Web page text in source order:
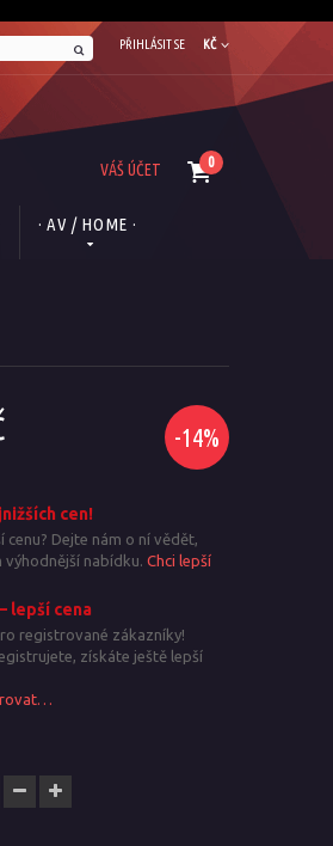
KČ
PŘIHLÁSIT SE
0
VÁŠ ÚČET
· AV / HOME ·
-14%
cen!
cenu? Dejte nám o ní vědět,
výhodnější nabídku. Chci lepší
lepší cena
registrované zákazníky!
získáte ještě lepší